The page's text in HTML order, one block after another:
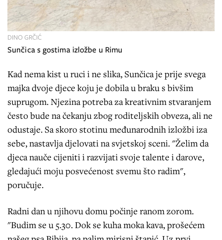
Sunčica s gostima izložbe u Rimu
DINO GRČIĆ
Kad nema kist u ruci i ne slika, Sunčica je prije svega
majka dvoje djece koju je dobila u braku s bivšim
suprugom. Njezina potreba za kreativnim stvaranjem
često bude na čekanju zbog roditeljskih obveza, ali ne
odustaje. Sa skoro stotinu međunarodnih izložbi iza
sebe, nastavlja djelovati na svjetskoj sceni. "Želim da
djeca nauče cijeniti i razvijati svoje talente i darove,
gledajući moju posvećenost svemu što radim",
poručuje.
Radni dan u njihovu domu počinje ranom zorom.
"Budim se u 5.30. Dok se kuha moka kava, prošećem